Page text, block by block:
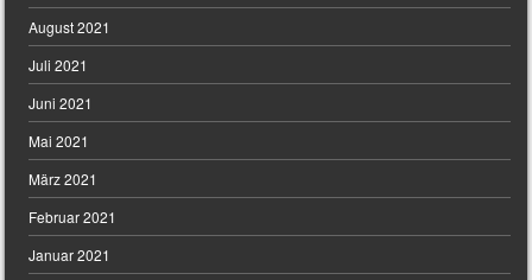
August 2021
Juli 2021
Juni 2021
Mai 2021
März 2021
Februar 2021
Januar 2021